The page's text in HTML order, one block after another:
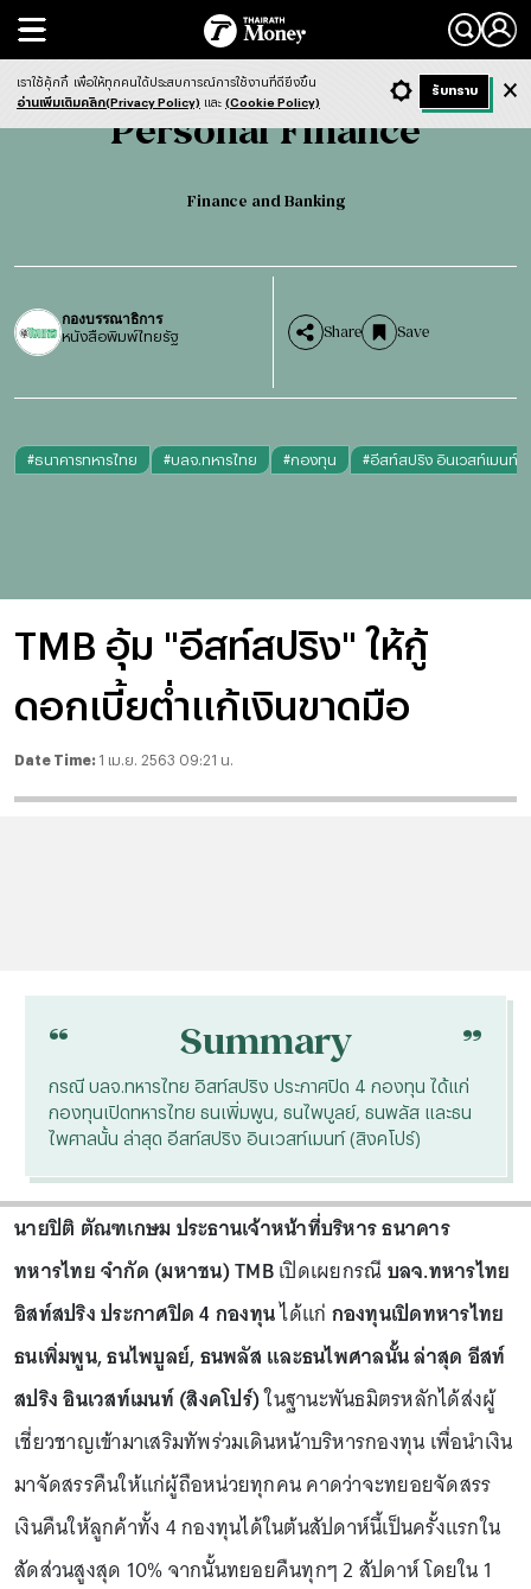
Search
Personal Finance Finance and Banking
Personal Finance
Finance and Banking
กองบรรณาธิการ
หนังสือพิมพ์ไทยรัฐ Share Save
#ธนาคารทหารไทย #บลจ.ทหารไทย #กองทุน #อีสท์สปริง อินเวสท์เมนท์
TMB อุ้ม "อีสท์สปริง" ให้กู้
ดอกเบี้ยต่ำแก้เงินขาดมือ
Date Time: 1 เม.ย. 2563 09:21 น.
- ก + ก Dark ฟังข่าว
“ Summary “
กรณี บลจ.ทหารไทย อิสท์สปริง ประกาศปิด 4 กองทุน ได้แก่
กองทุนเปิดทหารไทย ธนเพิ่มพูน, ธนไพบูลย์, ธนพลัส และธน
ไพศาลนั้น ล่าสุด อีสท์สปริง อินเวสท์เมนท์ (สิงคโปร์)
นายปิติ ตัณฑเกษม ประธานเจ้าหน้าที่บริหาร ธนาคาร
ทหารไทย จำกัด (มหาชน) TMBเปิดเผยกรณีบลจ.ทหารไทย
อิสท์สปริง ประกาศปิด 4 กองทุนได้แก่ กองทุนเปิดทหารไทย
ธนเพิ่มพูน, ธนไพบูลย์, ธนพลัส และธนไพศาลนั้น ล่าสุด อีสท์
สปริง อินเวสท์เมนท์ (สิงคโปร์)ในฐานะพันธมิตรหลักได้ส่งผู้
เชี่ยวชาญเข้ามาเสริมทัพร่วมเดินหน้าบริหารกองทุน เพื่อนำเงิน
มาจัดสรรคืนให้แก่ผู้ถือหน่วยทุกคน คาดว่าจะทยอยจัดสรร
เงินคืนให้ลูกค้าทั้ง 4 กองทุนได้ในต้นสัปดาห์นี้เป็นครั้งแรกใน
สัดส่วนสูงสุด 10% จากนั้นทยอยคืนทุกๆ 2 สัปดาห์ โดยใน 1
เราใช้คุ้กกี้ เพื่อให้ทุกคนได้ประสบการณ์การใช้งานที่ดียิ่งขึ้น
อ่านเพิ่มเติมคลิก(Privacy Policy) และ (Cookie Policy)
รับทราบ